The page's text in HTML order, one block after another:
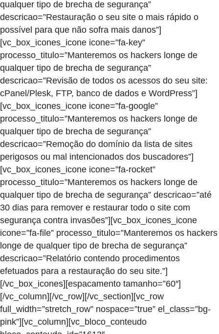
qualquer tipo de brecha de segurança”
descricao=”Restauração o seu site o mais rápido o
possível para que não sofra mais danos”]
[vc_box_icones_icone icone=”fa-key”
processo_titulo=”Manteremos os hackers longe de
qualquer tipo de brecha de segurança”
descricao=”Revisão de todos os acessos do seu site:
cPanel/Plesk, FTP, banco de dados e WordPress”]
[vc_box_icones_icone icone=”fa-google”
processo_titulo=”Manteremos os hackers longe de
qualquer tipo de brecha de segurança”
descricao=”Remoção do domínio da lista de sites
perigosos ou mal intencionados dos buscadores”]
[vc_box_icones_icone icone=”fa-rocket”
processo_titulo=”Manteremos os hackers longe de
qualquer tipo de brecha de segurança” descricao=”até
30 dias para remover e restaurar todo o site com
segurança contra invasões”][vc_box_icones_icone
icone=”fa-file” processo_titulo=”Manteremos os hackers
longe de qualquer tipo de brecha de segurança”
descricao=”Relatório contendo procedimentos
efetuados para a restauração do seu site.”]
[/vc_box_icones][espacamento tamanho=”60″]
[/vc_column][/vc_row][/vc_section][vc_row
full_width=”stretch_row” nospace=”true” el_class=”bg-
pink”][vc_column][vc_bloco_conteudo